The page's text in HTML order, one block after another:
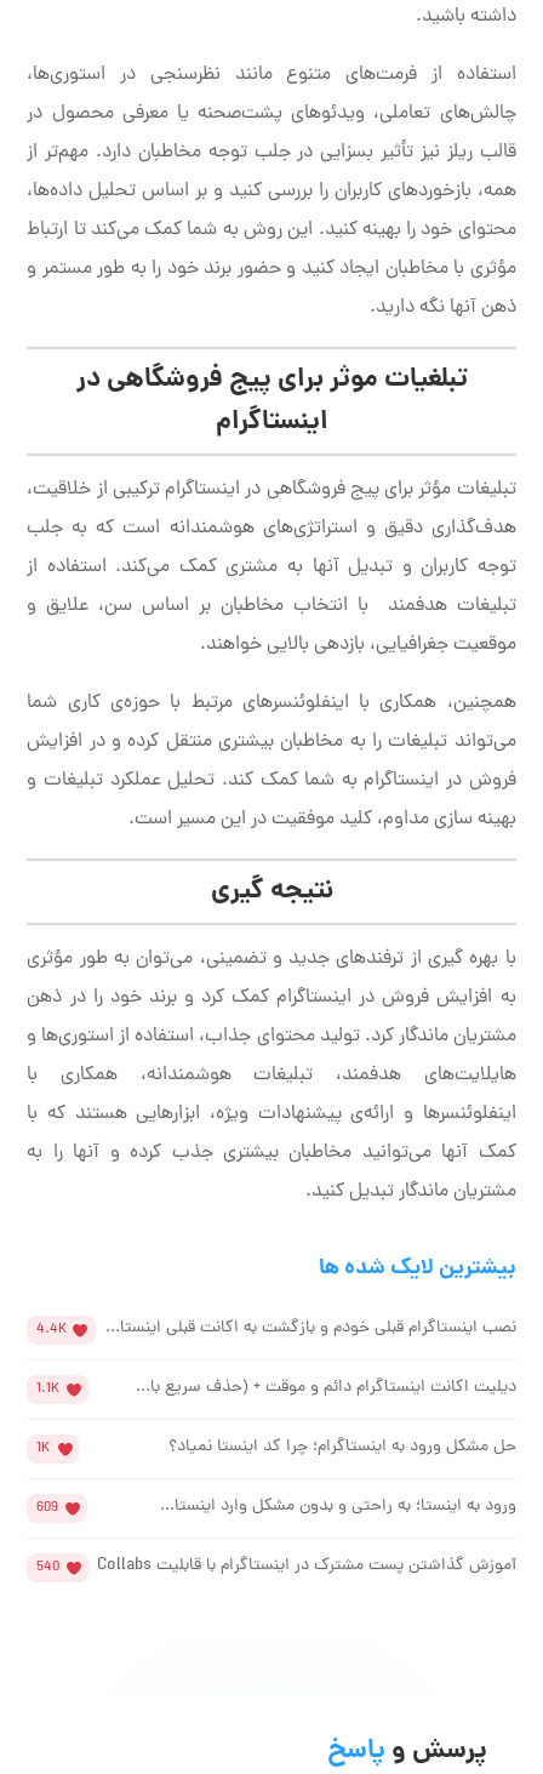
داشته باشید.
استفاده از فرمت‌های متنوع مانند نظرسنجی در استوری‌ها،
چالش‌های تعاملی، ویدئوهای پشت‌صحنه یا معرفی محصول در
قالب ریلز نیز تأثیر بسزایی در جلب توجه مخاطبان دارد. مهم‌تر از
همه، بازخوردهای کاربران را بررسی کنید و بر اساس تحلیل داده‌ها،
محتوای خود را بهینه کنید. این روش به شما کمک می‌کند تا ارتباط
مؤثری با مخاطبان ایجاد کنید و حضور برند خود را به طور مستمر و
ذهن آنها نگه دارید.
تبلغیات موثر برای پیج فروشگاهی در
اینستاگرام
تبلیغات مؤثر برای پیج فروشگاهی در اینستاگرام ترکیبی از خلاقیت،
هدف‌گذاری دقیق و استراتژی‌های هوشمندانه است که به جلب
توجه کاربران و تبدیل آنها به مشتری کمک می‌کند. استفاده از
تبلیغات هدفمند با انتخاب مخاطبان بر اساس سن، علایق و
موقعیت جغرافیایی، بازدهی بالایی خواهند.
همچنین، همکاری با اینفلوئنسرهای مرتبط با حوزه‌ی کاری شما
می‌تواند تبلیغات را به مخاطبان بیشتری منتقل کرده و در افزایش
فروش در اینستاگرام به شما کمک کند. تحلیل عملکرد تبلیغات و
بهینه سازی مداوم، کلید موفقیت در این مسیر است.
نتیجه گیری
با بهره گیری از ترفندهای جدید و تضمینی، می‌توان به طور مؤثری
به افزایش فروش در اینستاگرام کمک کرد و برند خود را در ذهن
مشتریان ماندگار کرد. تولید محتوای جذاب، استفاده از استوری‌ها و
هایلایت‌های هدفمند، تبلیغات هوشمندانه، همکاری با
اینفلوئنسرها و ارائه‌ی پیشنهادات ویژه، ابزارهایی هستند که با
کمک آنها می‌توانید مخاطبان بیشتری جذب کرده و آنها را به
مشتریان ماندگار تبدیل کنید.
بیشترین لایک شده ها
نصب اینستاگرام قبلی خودم و بازگشت به اکانت قبلی اینستا... 4.4K
دیلیت اکانت اینستاگرام دائم و موقت + (حذف سریع با... 1.1K
حل مشکل ورود به اینستاگرام؛ چرا کد اینستا نمیاد؟ 1K
ورود به اینستا؛ به راحتی و بدون مشکل وارد اینستا... 609
آموزش گذاشتن پست مشترک در اینستاگرام با قابلیت Collabs 540
پرسش و پاسخ